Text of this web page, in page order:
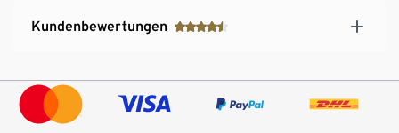
Kundenbewertungen